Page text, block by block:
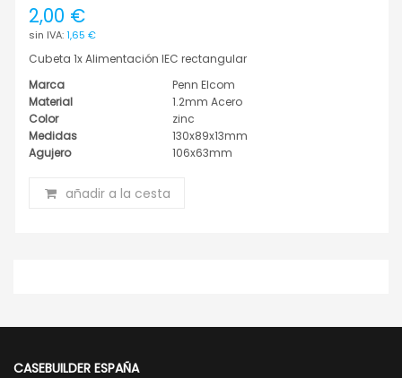
2,00 €
1,65 €
Cubeta 1x Alimentación IEC rectangular
Marca
Penn Elcom
Material
1.2mm Acero
Color
zinc
Medidas
130x89x13mm
Agujero
106x63mm
añadir a la cesta
CASEBUILDER ESPAÑA